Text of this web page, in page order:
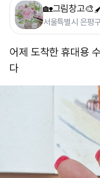
🏡그림창고
서울특별시 은평
어제 도착한 휴대용
다